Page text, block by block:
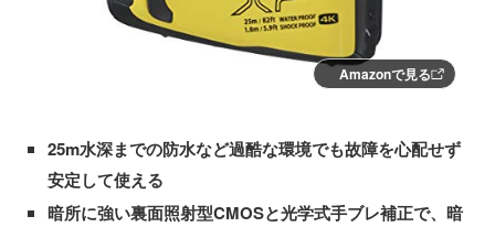
Amazonで見る
25m水深までの防水など過酷な環境でも故障を心配せず
安定して使える
暗所に強い裏面照射型CMOSと光学式手ブレ補正で、暗